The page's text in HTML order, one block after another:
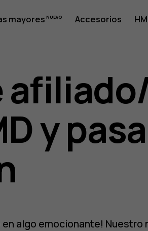
mayores Accesorios
y
en algo emocionante! Nuestro